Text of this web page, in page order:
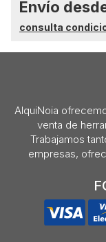
Envío
consulta
AlquiNoia
venta de
Trabajamos
empresas,